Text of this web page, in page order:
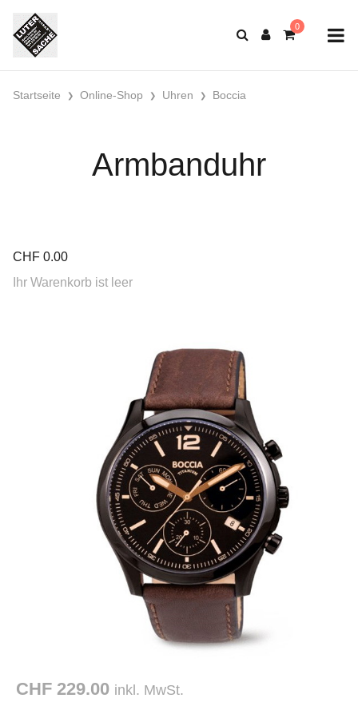
Startseite Online-Shop Uhren Boccia
Armbanduhr
CHF 0.00
Ihr Warenkorb ist leer
CHF 229.00 inkl. MwSt.